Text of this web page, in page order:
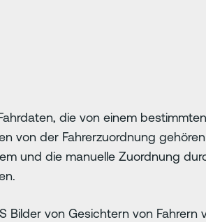
die von einem
von der Fahrerzuordnung
und die manuelle Zuordnung
von Gesichtern von Fahrern